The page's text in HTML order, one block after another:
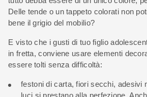
Delle tende o un tappeto colorati non
bene il grigio del mobilio?
E visto che i gusti di tuo figlio
in fretta, conviene usare elementi
essere tolti senza difficoltà:
festoni di carta, fiori secchi, adesivi
luci si prestano alla perfezione.